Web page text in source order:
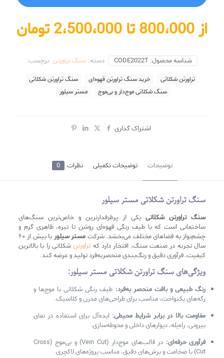
از 800،000 تا 2،500،000 تومان
شناسه محصول:CODE2022T دسته:سنگ تراورتن برچسب:
تراورتن شکلاتی خرید سنگ تراورتن قهوه‌ای
سنگ تراورتن شکلاتی
سنگ شکلاتی موج‌دار و بی‌موج
مستر سیلور
اشتراک گذاری
توضیحات توضیحات تکمیلی نظرات 0
سنگ تراورتن شکلاتی مستر سیلور
سنگ تراورتن شکلاتییکی از پرطرفدارترین و خاص‌ترین سنگ‌های
ساختمانی است که با طیف رنگی قهوه‌ای روشن تا تیره، ظاهری گرم و
چشم‌نواز به فضاهای مختلف می‌بخشد. شرکتمستر سیلور
با بیش از ۶۰
سال تجربه در صنعت سنگ، افتخار دارد کهتراورتن شکلاتی را با بالاترین
کیفیت، فرآوری دقیق و رنگ‌بندی منحصربه‌فرد تولید و عرضه کند.
ویژگی‌های سنگ تراورتن شکلاتی مستر سیلور:
رنگ طبیعی و بافت منحصر به‌فرد: طیف رنگی شکلاتی با موج‌ها و
رگه‌های یکنواخت، مناسب برای طراحی‌های مدرن و کلاسیک.
مقاومت بالا در برابر شرایط محیطی: ایده‌آل برای استفاده در نمای
بیرونی، راه‌پله، دیوارهای داخلی و محوطه‌سازی.
فرآوری حرفه‌ای:
در قالب‌های موج‌دار (Vein Cut) و بی‌موج (Cross
Cut) با ضخامت و برش‌های دقیق، مناسب پروژه‌های لاکچری.